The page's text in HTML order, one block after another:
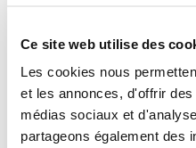
Ce site web utilise des
Les cookies nous
et les annonces, d'offrir
médias sociaux et
partageons également des
INTERESSER